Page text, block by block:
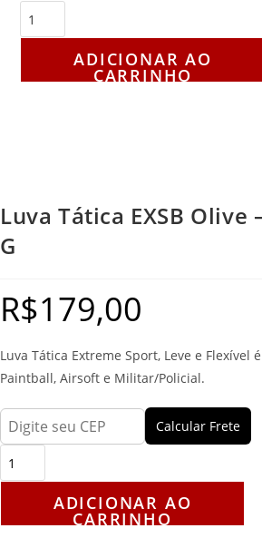
ADICIONAR AO
CARRINHO
Luva Tática EXSB Olive
G
R$179,00
Luva Tática Extreme Sport, Leve e Flexível
Paintball, Airsoft e Militar/Policial.
Calcular Frete
ADICIONAR AO
CARRINHO